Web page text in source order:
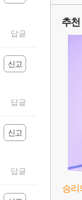
답글
신고
답글
신고
답글
추천
승리